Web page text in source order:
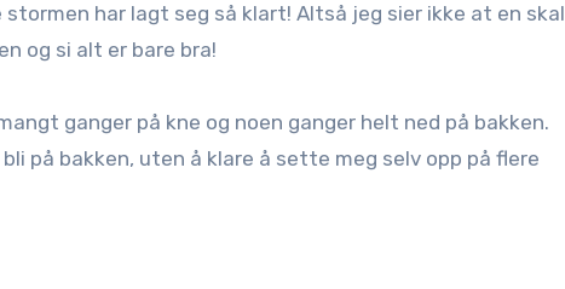
har lagt seg så klart! Altså jeg sier ikke at en skal
og si alt er bare bra!
ganger på kne og noen ganger helt ned på bakken.
på bakken, uten å klare å sette meg selv opp på flere